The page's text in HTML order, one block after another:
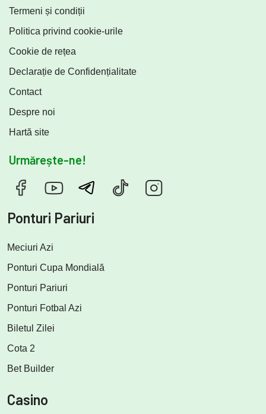
Termeni și condiții
Politica privind cookie-urile
Cookie de rețea
Declarație de Confidențialitate
Contact
Despre noi
Hartă site
Urmărește-ne!
Ponturi Pariuri
Meciuri Azi
Ponturi Cupa Mondială
Ponturi Pariuri
Ponturi Fotbal Azi
Biletul Zilei
Cota 2
Bet Builder
Casino